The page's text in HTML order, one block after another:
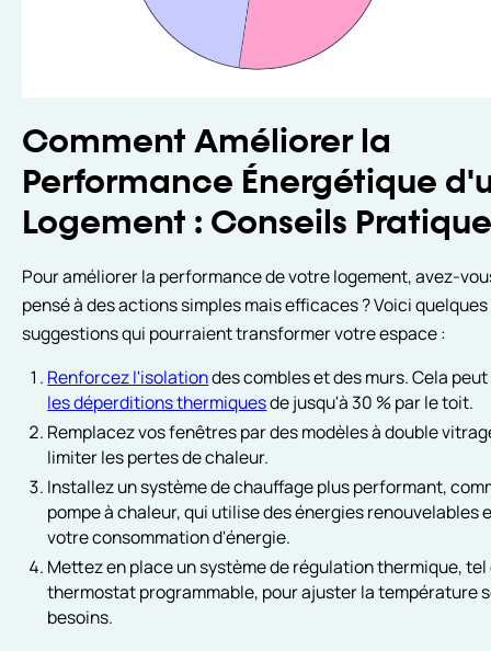
Comment Améliorer la
Performance Énergétique
Logement : Conseils
Pour améliorer la performance de votre logement, avez-
pensé à des actions simples mais efficaces ? Voici quelques
suggestions qui pourraient transformer votre espace :
Renforcez l'isolationdes combles et des murs. Cela peut
les déperditions thermiquesde jusqu'à 30 % par le toit.
Remplacez vos fenêtres par des modèles à double
limiter les pertes de chaleur.
Installez un système de chauffage plus performant,
pompe à chaleur, qui utilise des énergies renouvelables
votre consommation d'énergie.
Mettez en place un système de régulation thermique, tel
thermostat programmable, pour ajuster la température
besoins.